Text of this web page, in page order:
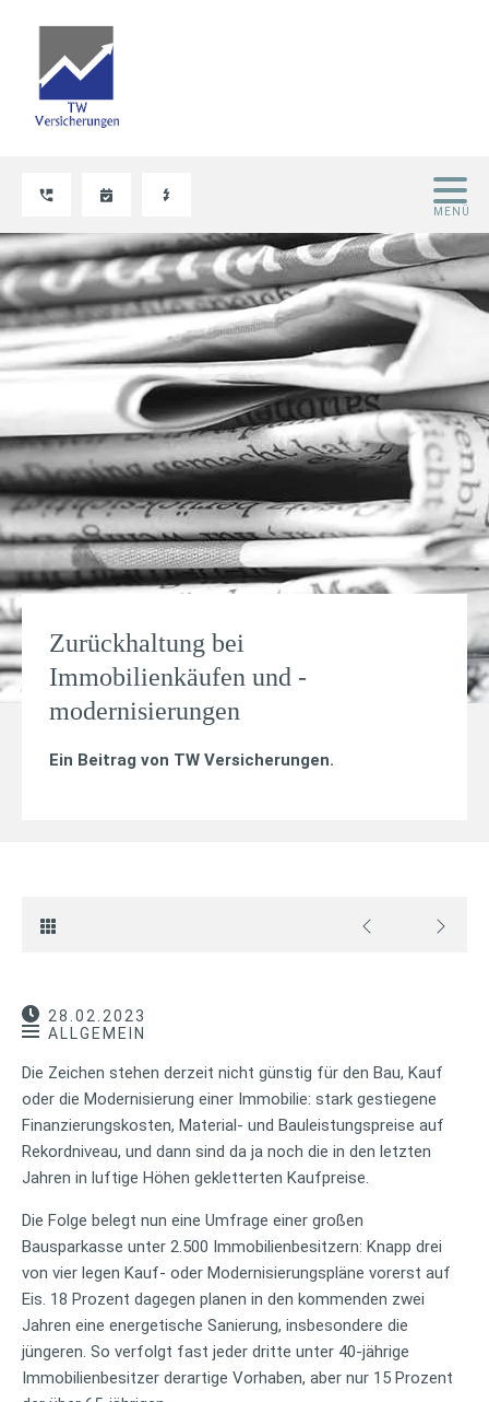
Zurückhaltung bei
Immobilienkäufen und -
modernisierungen
Ein Beitrag von TW Versicherungen.
28.02.2023
ALLGEMEIN
Die Zeichen stehen derzeit nicht günstig für den Bau, Kauf
oder die Modernisierung einer Immobilie: stark gestiegene
Finanzierungskosten, Material- und Bauleistungspreise auf
Rekordniveau, und dann sind da ja noch die in den letzten
Jahren in luftige Höhen gekletterten Kaufpreise.
Die Folge belegt nun eine Umfrage einer großen
Bausparkasse unter 2.500 Immobilienbesitzern: Knapp drei
von vier legen Kauf- oder Modernisierungspläne vorerst auf
Eis. 18 Prozent dagegen planen in den kommenden zwei
Jahren eine energetische Sanierung, insbesondere die
jüngeren. So verfolgt fast jeder dritte unter 40-jährige
Immobilienbesitzer derartige Vorhaben, aber nur 15 Prozent